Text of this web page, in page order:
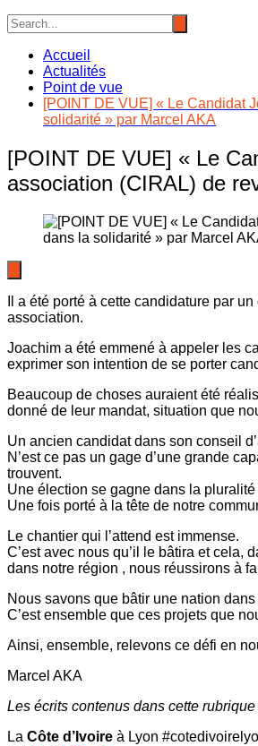
Accueil
Actualités
Point de vue
[POINT DE VUE] « Le Candidat
solidarité » par Marcel AKA
[POINT DE VUE] « Le
association (CIRAL) de
Il a été porté à cette candidature par
association.
Joachim a été emmené à appeler les
exprimer son intention de se porter
Beaucoup de choses auraient été
donné de leur mandat, situation que
Un ancien candidat dans son conseil
N’est ce pas un gage d’une grande
trouvent.
Une élection se gagne dans la
Une fois porté à la tête de notre
Le chantier qui l’attend est immense.
C’est avec nous qu’il le bâtira et
dans notre région , nous réussirons à
Nous savons que bâtir une nation
C’est ensemble que ces projets que
Ainsi, ensemble, relevons ce défi en
Marcel AKA
Les écrits contenus dans cette
La Côte d’Ivoire à Lyon